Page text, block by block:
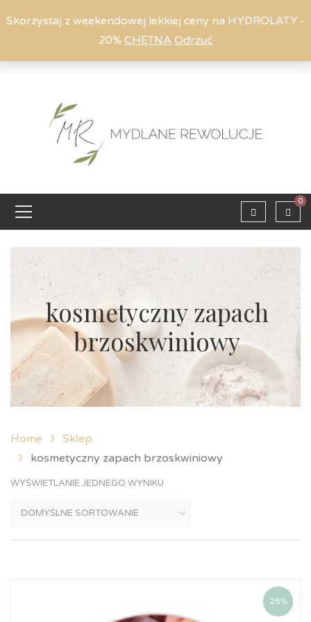
Skorzystaj z weekendowej lekkiej ceny na HYDROLATY -
20% CHĘTNA Odrzuć
0
kosmetyczny zapach
brzoskwiniowy
Home
Sklep
kosmetyczny zapach brzoskwiniowy
WYŚWIETLANIE JEDNEGO WYNIKU
25%